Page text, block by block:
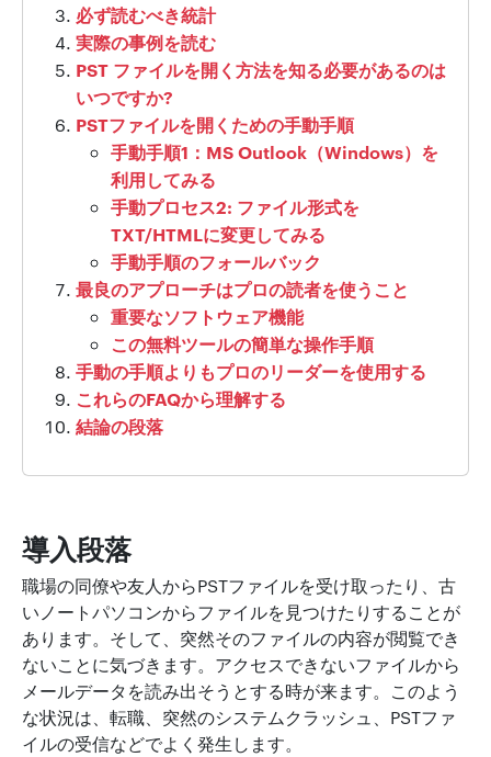
必ず読むべき統計
実際の事例を読む
PST ファイルを開く方法を知る必要があるのは
いつですか?
PSTファイルを開くための手動手順
手動手順1：MS Outlook（Windows）を
利用してみる
手動プロセス2: ファイル形式を
TXT/HTMLに変更してみる
手動手順のフォールバック
最良のアプローチはプロの読者を使うこと
重要なソフトウェア機能
この無料ツールの簡単な操作手順
手動の手順よりもプロのリーダーを使用する
これらのFAQから理解する
結論の段落
導入段落
職場の同僚や友人からPSTファイルを受け取ったり、古
いノートパソコンからファイルを見つけたりすることが
あります。そして、突然そのファイルの内容が閲覧でき
ないことに気づきます。アクセスできないファイルから
メールデータを読み出そうとする時が来ます。このよう
な状況は、転職、突然のシステムクラッシュ、PSTファ
イルの受信などでよく発生します。